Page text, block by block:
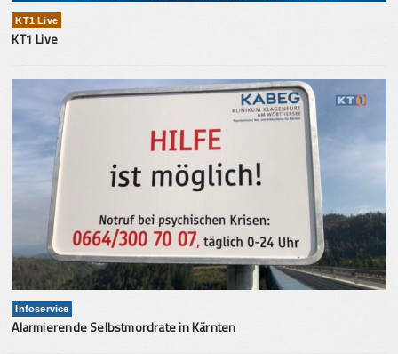
KT1 Live
KT1 Live
Infoservice
Alarmierende Selbstmordrate in Kärnten